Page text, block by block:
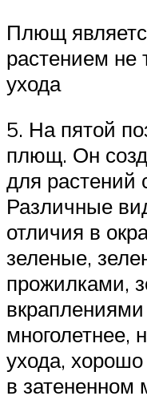
Плющ
растением не
ухода
5. На пятой
плющ. Он
для растений
Различные
отличия в
зеленые,
прожилками,
многолетнее,
ухода,
в затененном